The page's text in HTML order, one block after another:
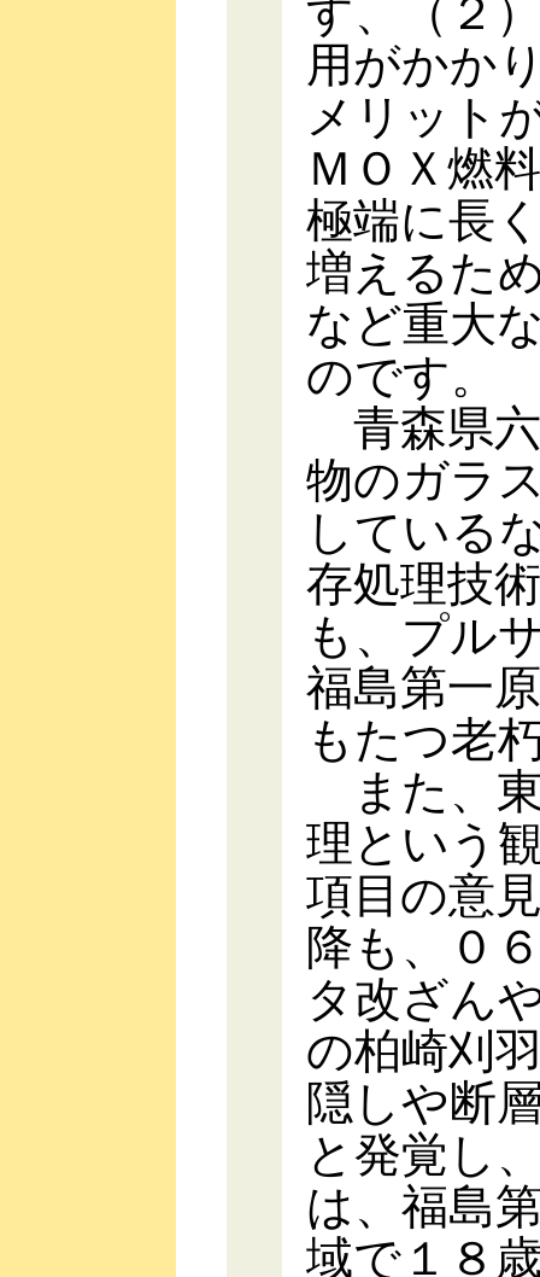
す、（２
用がかか
メリット
ＭＯＸ燃
極端に長
増えるた
など重大
のです。
青森県
物のガラ
している
存処理技
も、プル
福島第一
もたつ老
また、
理という
項目の意
降も、０
タ改ざん
の柏崎刈
隠しや断
と発覚し
は、福島
域で１８